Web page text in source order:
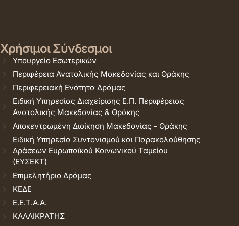
Χρήσιμοι Σύνδεσμοι
Υπουργείο Εσωτερικών
Περιφέρεια Ανατολικής Μακεδονίας και Θράκης
Περιφερειακή Ενότητα Δράμας
Ειδική Υπηρεσίας Διαχείρισης Ε.Π. Περιφέρειας
Ανατολικής Μακεδονίας & Θράκης
Αποκεντρωμένη Διοίκηση Μακεδονίας - Θράκης
Ειδική Υπηρεσία Συντονισμού και Παρακολούθησης
Δράσεων Ευρωπαϊκού Κοινωνικού Ταμείου
(ΕΥΣΕΚΤ)
Επιμελητήριο Δράμας
ΚΕΔΕ
Ε.Ε.Τ.Α.Α.
ΚΑΛΛΙΚΡΑΤΗΣ